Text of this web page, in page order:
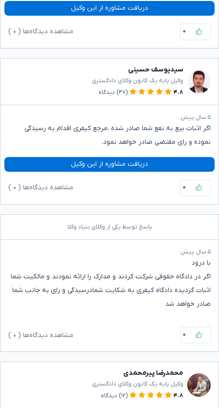
دریافت مشاوره از این وکیل
۰ مشاهده دیدگاه‌ها ( ۰
سیدیوسف حسینی
وکیل پایه یک کانون وکلای دادگستری
۴.۸
(۴۷) دیدگاه
۵ سال پیش
اگر اثبات بیع به نفع شما صادر شده ،مرجع کیفری اقدام به رسیدگی
نموده و رای مقتضی صادر خواهد نمود.
دریافت مشاوره از این وکیل
۰ مشاهده دیدگاه‌ها ( ۰
پاسخ توسط یکی از وکلای بنیاد وکلا
۵ سال پیش
با درود
اگر در دادگاه حقوقی شرکت کردند و مدارک را ارائه نمودند و مالکیت شما
اثبات گردیده دادگاه کیفری به شکایت شمادرسیدگی و رای به جانب شما
صادر خواهد شد
۰ مشاهده دیدگاه‌ها ( ۰
محمدرضا پیرمحمدی
وکیل پایه یک کانون وکلای دادگستری
۴.۸
(۱۲) دیدگاه